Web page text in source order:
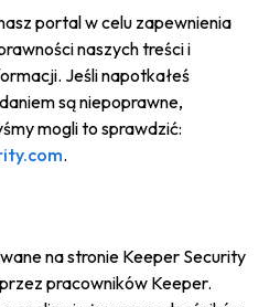
portal w celu zapewnienia
naszych treści i
Jeśli napotkałeś
są niepoprawne,
mogli to sprawdzić:
.
na stronie Keeper Security
pracowników Keeper.